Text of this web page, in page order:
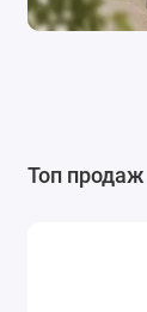
Топ продаж